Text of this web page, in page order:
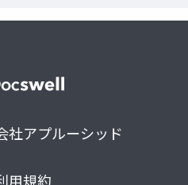
社アプルーシッド
用規約